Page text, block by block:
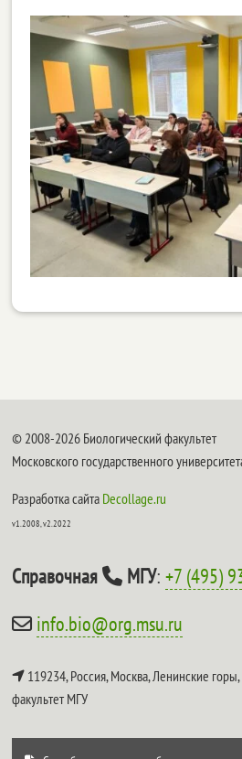
© 2008-2026 Биологический факультет
Московского государственного
Разработка сайта Decollage.ru
v1.2008, v2.2022
Справочная МГУ:+7 (495)
info.bio@org.msu.ru
119234, Россия, Москва, Ленинские горы,
факультет МГУ